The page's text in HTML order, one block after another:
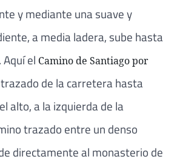
y mediante una suave y
a media ladera, sube hasta
el Camino de Santiago por
de la carretera hasta
alto, a la izquierda de la
trazado entre un denso
directamente al monasterio de